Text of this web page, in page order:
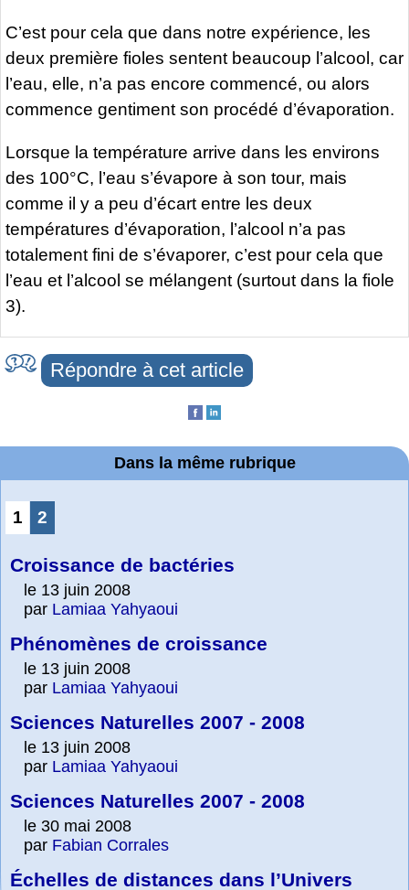
C’est pour cela que dans notre expérience, les
deux première fioles sentent beaucoup l’alcool, car
l’eau, elle, n’a pas encore commencé, ou alors
commence gentiment son procédé d’évaporation.
Lorsque la température arrive dans les environs
des 100°C, l’eau s’évapore à son tour, mais
comme il y a peu d’écart entre les deux
températures d’évaporation, l’alcool n’a pas
totalement fini de s’évaporer, c’est pour cela que
l’eau et l’alcool se mélangent (surtout dans la fiole
3).
Répondre à cet article
Dans la même rubrique
1 2
Croissance de bactéries
le 13 juin 2008
par Lamiaa Yahyaoui
Phénomènes de croissance
le 13 juin 2008
par Lamiaa Yahyaoui
Sciences Naturelles 2007 - 2008
le 13 juin 2008
par Lamiaa Yahyaoui
Sciences Naturelles 2007 - 2008
le 30 mai 2008
par Fabian Corrales
Échelles de distances dans l’Univers